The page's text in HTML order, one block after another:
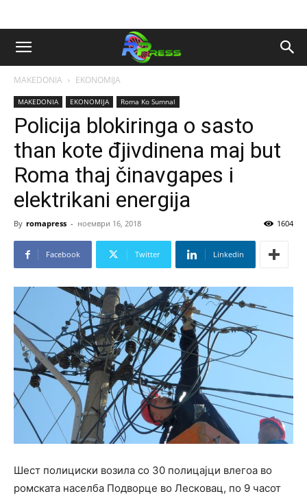
MAKEDONIA EKONOMIJA
MAKEDONIA EKONOMIJA Roma Ko Sumnal
Policija blokiringa o sasto
than kote đjivdinena maj but
Roma thaj činavgapes i
elektrikani energija
By romapress - ноември 16, 2018 1604
Facebook Twitter Linkedin
Шест полициски возила со 30 полицајци влегоа во
ромската населба Подворце во Лесковац, по 9 часот